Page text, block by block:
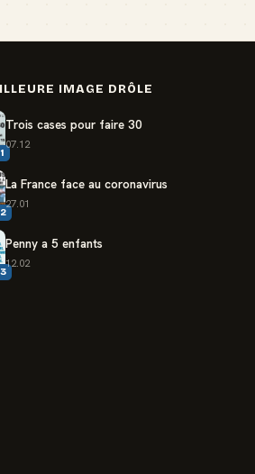
IMAGE DRÔLE
Trois cases pour faire 30
07.12
La France face au coronavirus
27.01
Penny a 5 enfants
12.02